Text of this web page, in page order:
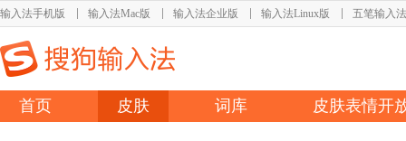
输入法手机版 输入法Mac版 输入法企业版 输入法Linux版 五笔输入法
首页 皮肤 词库 皮肤表情开